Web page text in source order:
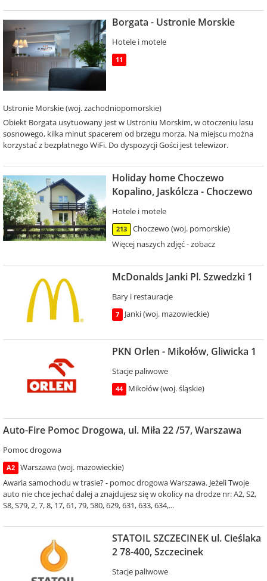
Borgata - Ustronie Morskie
Hotele i motele
11
Ustronie Morskie (woj. zachodniopomorskie)
Obiekt Borgata usytuowany jest w Ustroniu Morskim, w otoczeniu lasu
sosnowego, kilka minut spacerem od brzegu morza. Na miejscu można
korzystać z bezpłatnego WiFi. Do dyspozycji Gości jest telewizor.
Holiday home Choczewo
Kopalino, Jaskólcza - Choczewo
Hotele i motele
213
Choczewo (woj. pomorskie)
Więcej naszych zdjęć - zobacz
McDonalds Janki Pl. Szwedzki 1
Bary i restauracje
7 Janki (woj. mazowieckie)
PKN Orlen - Mikołów, Gliwicka 1
Stacje paliwowe
44 Mikołów (woj. śląskie)
Auto-Fire Pomoc Drogowa, ul. Miła 22 /57, Warszawa
Pomoc drogowa
A2
Warszawa (woj. mazowieckie)
Awaria samochodu w trasie? - pomoc drogowa Warszawa. Jeżeli Twoje
auto nie chce jechać dalej a znajdujesz się w okolicy na drodze nr: A2, S2,
S8, S79, 2, 7, 8, 17, 61, 79, 580, 629, 631, 633, 634,...
STATOIL SZCZECINEK ul. Cieślaka
2 78-400, Szczecinek
Stacje paliwowe